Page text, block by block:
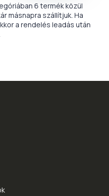
6 termék közül
másnapra szállítjuk. Ha
a rendelés leadás után